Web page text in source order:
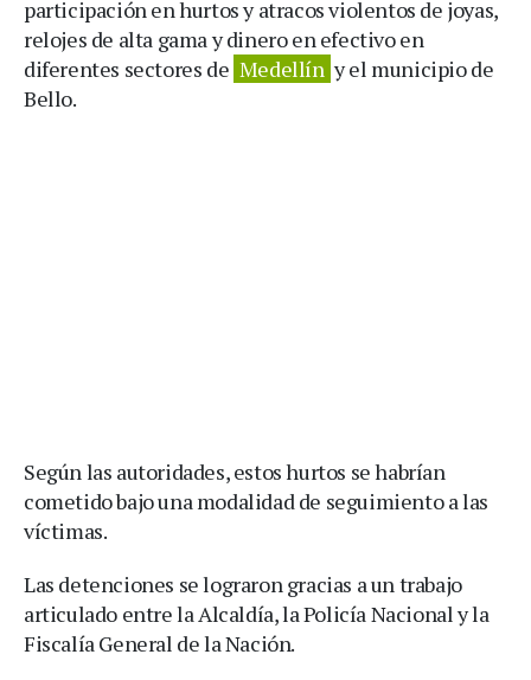
participación en hurtos y atracos violentos de joyas,
relojes de alta gama y dinero en efectivo en
diferentes sectores de Medellín y el municipio de
Bello.
Según las autoridades, estos hurtos se habrían
cometido bajo una modalidad de seguimiento a las
víctimas.
Las detenciones se lograron gracias a un trabajo
articulado entre la Alcaldía, la Policía Nacional y la
Fiscalía General de la Nación.